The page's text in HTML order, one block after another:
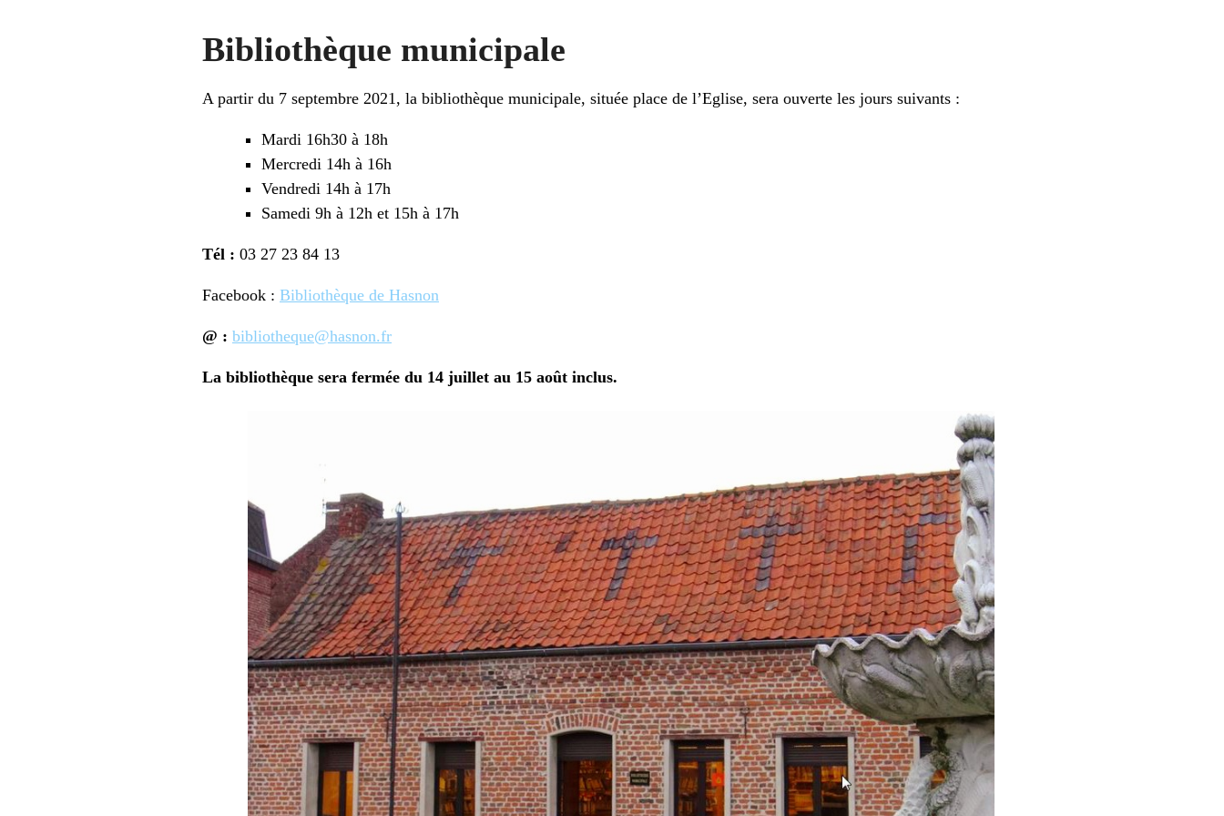
Bibliothèque municipale
A partir du 7 septembre 2021, la bibliothèque municipale, située place de l’Eglise, sera ouverte les jours suivants :
Mardi 16h30 à 18h
Mercredi 14h à 16h
Vendredi 14h à 17h
Samedi 9h à 12h et 15h à 17h
Tél : 03 27 23 84 13
Facebook : Bibliothèque de Hasnon
@ : bibliotheque@hasnon.fr
La bibliothèque sera fermée du 14 juillet au 15 août inclus.